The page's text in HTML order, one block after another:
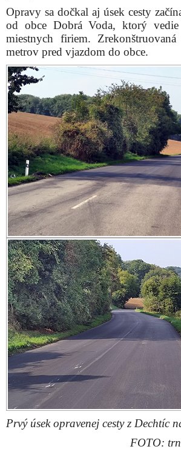
Opravy sa dočkal aj úsek cesty
od obce Dobrá Voda, ktorý
miestnych firiem.
metrov pred vjazdom do obce.
Prvý úsek opravenej cesty z Dechtíc
FOTO: